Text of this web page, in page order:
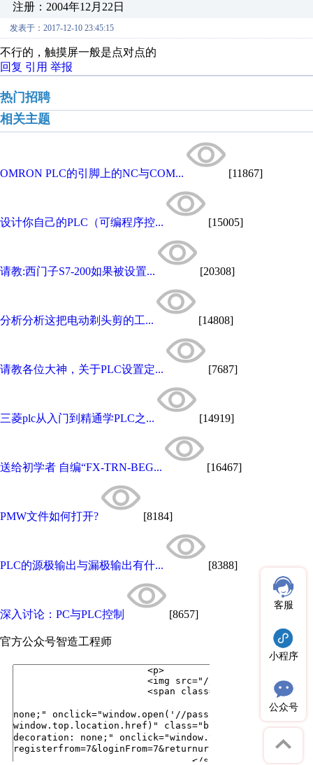
注册：2004年12月22日
发表于：2017-12-10 23:45:15
不行的，触摸屏一般是点对点的
回复 引用 举报
热门招聘
相关主题
OMRON PLC的引脚上的NC与COM... [11867]
设计你自己的PLC（可编程序控... [15005]
请教:西门子S7-200如果被设置... [20308]
分析分析这把电动剃头剪的工... [14808]
请教各位大神，关于PLC设置定... [7687]
三菱plc从入门到精通学PLC之... [14919]
送给初学者 自编“FX-TRN-BEG... [16467]
PMW文件如何打开? [8184]
PLC的源极输出与漏极输出有什... [8388]
深入讨论：PC与PLC控制 [8657]
官方公众号智造工程师
客服
小程序
公众号